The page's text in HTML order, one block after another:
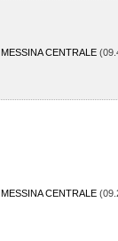
MESSINA CENTRALE
MESSINA CENTRALE